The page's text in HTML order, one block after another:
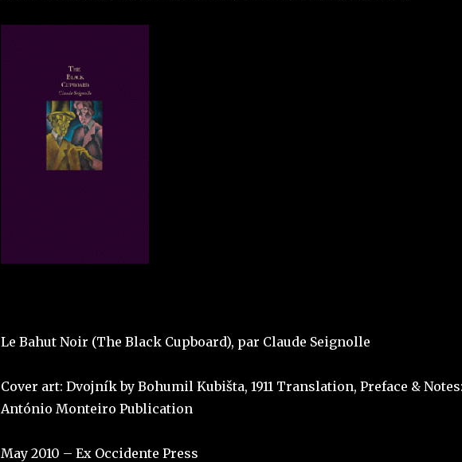
Le Bahut Noir (The Black Cupboard), par Claude Seignolle
Cover art: Dvojník by Bohumil Kubišta, 1911 Translation, Preface &
António Monteiro Publication
May 2010 – Ex Occidente Press